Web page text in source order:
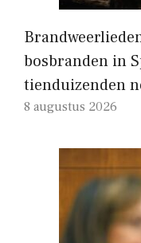
bosbranden in
tienduizenden
8 augustus 2026